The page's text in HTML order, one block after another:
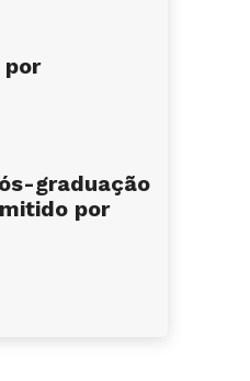
graduação
por